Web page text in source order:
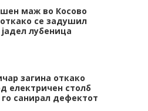
маж во Косово
се задушил
лубеница
загина откако
електричен столб
санирал дефектот